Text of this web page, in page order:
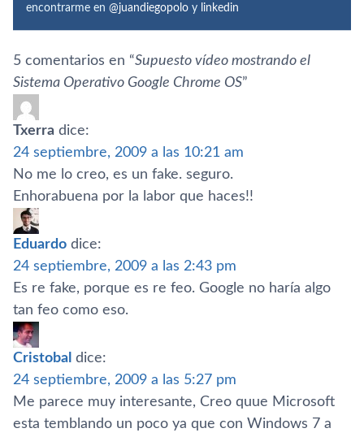
encontrarme en @juandiegopolo y linkedin
5 comentarios en “Supuesto ví­deo mostrando el
Sistema Operativo Google Chrome OS”
Txerra dice:
24 septiembre, 2009 a las 10:21 am
No me lo creo, es un fake. seguro.
Enhorabuena por la labor que haces!!
Eduardo dice:
24 septiembre, 2009 a las 2:43 pm
Es re fake, porque es re feo. Google no harí­a algo
tan feo como eso.
Cristobal dice:
24 septiembre, 2009 a las 5:27 pm
Me parece muy interesante, Creo quue Microsoft
esta temblando un poco ya que con Windows 7 a